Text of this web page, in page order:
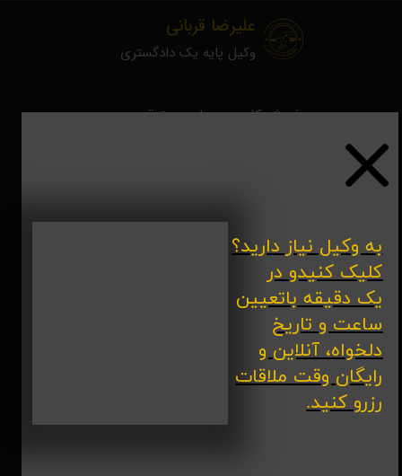
قم- خیابان شهید فاطمی(دورشهر)-
نبش کوچه ی دوازدهم- مجتمع
تجاری الهیه- طبقه ی سوم _ دفتر
وکالت قربانی
تماس با ما
علیرضا قربانی
​پذیرش کلیه ی دعاوی حقوقی و
وکیل پایه یک دادگستری
​به وکیل نیاز دارید؟
کلیک کنیدو در
یک دقیقه باتعیین
ساعت و تاریخ
دلخواه، آنلاین و
رایگان وقت ملاقات
رزرو کنید.